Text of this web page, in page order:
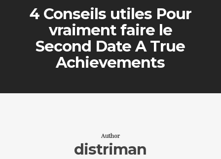
4 Conseils utiles Pour
vraiment faire le
Second Date A True
Achievements
Author
distriman